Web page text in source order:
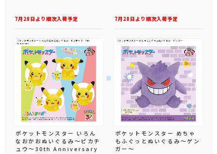
7月28日より順次入荷予定 7月28日より順次入荷予定
ポケットモンスター いろん
なおかおぬいぐるみ～ピカチ
ュウ～30th Anniversary
ポケットモンスター めちゃ
もふぐっとぬいぐるみ～ゲン
ガー～